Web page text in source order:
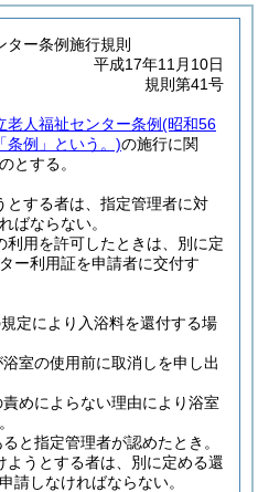
ター条例施行規則
平成17年11月10日
規則第41号
老人福祉センター条例(昭和56
条例」という。)の施行に関
とする。
とする者は、指定管理者に対
ばならない。
利用を許可したときは、別に定
ー利用証を申請者に交付す
定により入浴料を還付する場
室の使用前に取消しを申し出
めによらない理由により浴室
と指定管理者が認めたとき。
ようとする者は、別に定める還
請しなければならない。